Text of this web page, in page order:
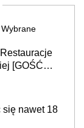
Wybrane
[GOŚĆ
się nawet 18